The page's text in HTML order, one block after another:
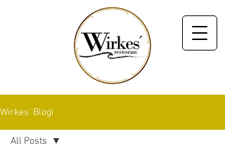
Wirkes' Blogi
All Posts